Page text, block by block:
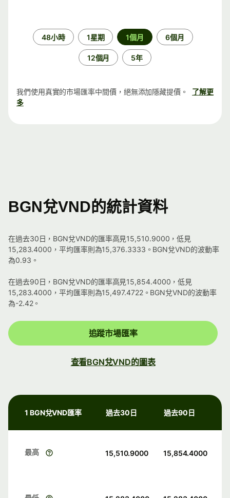
48小時 1星期 1個月 6個月
12個月 5年
我們使用真實的市場匯率中間價，絕無添加隱藏提價。
了解更
多
BGN兌VND的統計資料
在過去30日，BGN兌VND的匯率高見15,510.9000，低見
15,283.4000，平均匯率則為15,376.3333。BGN兌VND的波動率
為0.93。
在過去90日，BGN兌VND的匯率高見15,854.4000，低見
15,283.4000，平均匯率則為15,497.4722。BGN兌VND的波動率
為-2.42。
追蹤市場匯率
查看BGN兌VND的圖表
1 BGN兌VND匯率 過去30日 過去90日
最高 15,510.9000 15,854.4000